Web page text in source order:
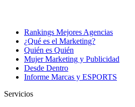
Rankings Mejores Agencias
¿Qué es el Marketing?
Quién es Quién
Mujer Marketing y Publicidad
Desde Dentro
Informe Marcas y ESPORTS
Servicios